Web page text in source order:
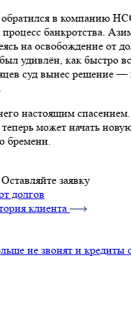
в компанию
банкротства.
на освобождение от
удивлён, как быстро
суд вынес решение —
настоящим
может начать
бремени.
заявку
долгов
клиента
не звонят и кредиты